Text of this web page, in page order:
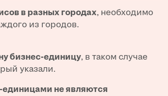
в разных городах, необходимо
из городов.
бизнес-единицу, в таком случае
указали.
не являются